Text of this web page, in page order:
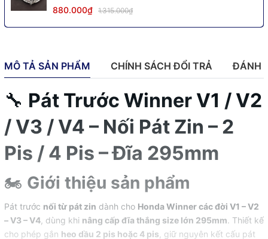
880.000₫ 1.315.000₫
MÔ TẢ SẢN PHẨM CHÍNH SÁCH ĐỔI TRẢ ĐÁNH
🔧 Pát Trước Winner V1 / V2
/ V3 / V4 – Nối Pát Zin – 2
Pis / 4 Pis – Đĩa 295mm
🏍️ Giới thiệu sản phẩm
Pát trước nối từ pát zin dành cho Honda Winner các đời V1 – V2
– V3 – V4 , dùng khi nâng cấp đĩa thắng size lớn 295mm. Thiết kế
cho phép gắn heo dầu 2 pis hoặc 4 pis , giữ nguyên kết cấu pát